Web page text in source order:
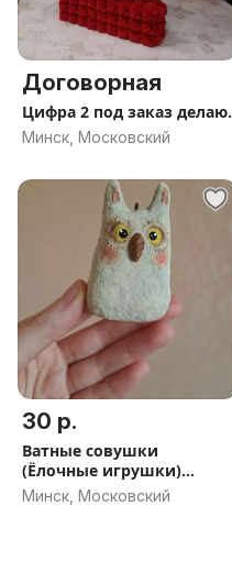
Договорная
Цифра 2 под заказ делаю.
Минск, Московский
30 р.
Ватные совушки
(Ёлочные игрушки)
НОВЫЕ
Минск, Московский